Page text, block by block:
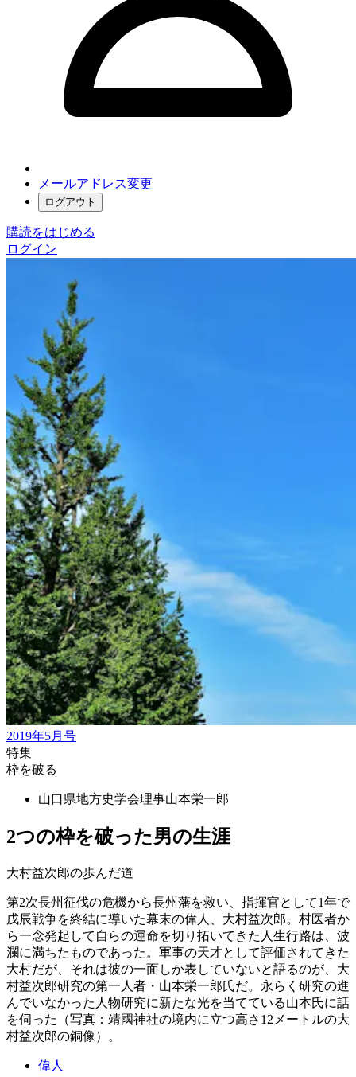
メールアドレス変更
ログアウト
購読をはじめる
ログイン
2019年5月号
特集
枠を破る
山口県地方史学会理事山本栄一郎
2つの枠を破った男の生涯
大村益次郎の歩んだ道
第2次長州征伐の危機から長州藩を救い、指揮官として1年で
戊辰戦争を終結に導いた幕末の偉人、大村益次郎。村医者か
ら一念発起して自らの運命を切り拓いてきた人生行路は、波
瀾に満ちたものであった。軍事の天才として評価されてきた
大村だが、それは彼の一面しか表していないと語るのが、大
村益次郎研究の第一人者・山本栄一郎氏だ。永らく研究の進
んでいなかった人物研究に新たな光を当てている山本氏に話
を伺った（写真：靖國神社の境内に立つ高さ12メートルの大
村益次郎の銅像）。
偉人